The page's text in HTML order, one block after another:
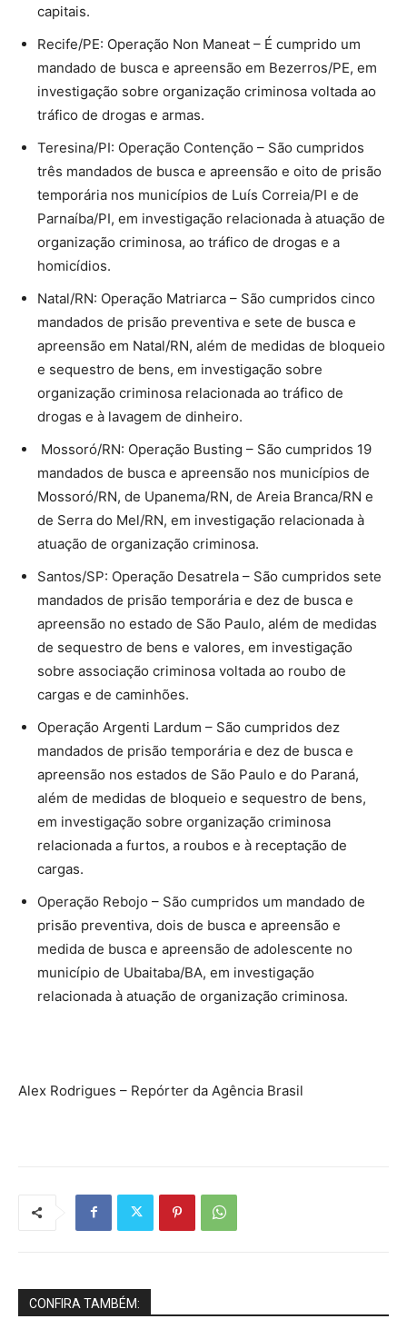
capitais.
Recife/PE: Operação Non Maneat – É cumprido um
mandado de busca e apreensão em Bezerros/PE, em
investigação sobre organização criminosa voltada ao
tráfico de drogas e armas.
Teresina/PI: Operação Contenção – São cumpridos
três mandados de busca e apreensão e oito de prisão
temporária nos municípios de Luís Correia/PI e de
Parnaíba/PI, em investigação relacionada à atuação de
organização criminosa, ao tráfico de drogas e a
homicídios.
Natal/RN: Operação Matriarca – São cumpridos cinco
mandados de prisão preventiva e sete de busca e
apreensão em Natal/RN, além de medidas de bloqueio
e sequestro de bens, em investigação sobre
organização criminosa relacionada ao tráfico de
drogas e à lavagem de dinheiro.
Mossoró/RN: Operação Busting – São cumpridos 19
mandados de busca e apreensão nos municípios de
Mossoró/RN, de Upanema/RN, de Areia Branca/RN e
de Serra do Mel/RN, em investigação relacionada à
atuação de organização criminosa.
Santos/SP: Operação Desatrela – São cumpridos sete
mandados de prisão temporária e dez de busca e
apreensão no estado de São Paulo, além de medidas
de sequestro de bens e valores, em investigação
sobre associação criminosa voltada ao roubo de
cargas e de caminhões.
Operação Argenti Lardum – São cumpridos dez
mandados de prisão temporária e dez de busca e
apreensão nos estados de São Paulo e do Paraná,
além de medidas de bloqueio e sequestro de bens,
em investigação sobre organização criminosa
relacionada a furtos, a roubos e à receptação de
cargas.
Operação Rebojo – São cumpridos um mandado de
prisão preventiva, dois de busca e apreensão e
medida de busca e apreensão de adolescente no
município de Ubaitaba/BA, em investigação
relacionada à atuação de organização criminosa.
Alex Rodrigues – Repórter da Agência Brasil
CONFIRA TAMBÉM: